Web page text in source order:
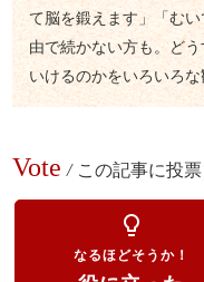
て脳を鍛えます」「む
由で続かない方も。ど
いけるのかをいろいろな
Vote / この記事に投票
lightbulb_outline
なるほどそうか！